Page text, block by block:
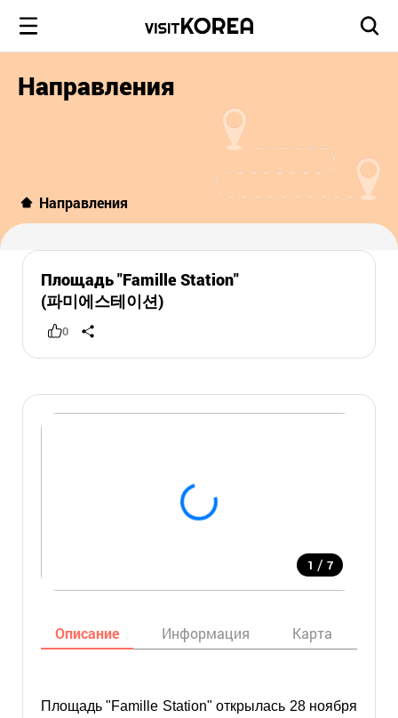
Направления
Направления
Площадь "Famille Station"
(파미에스테이션)
0
1 / 7
Описание Информация Карта
Площадь "Famille Station" открылась 28 ноября